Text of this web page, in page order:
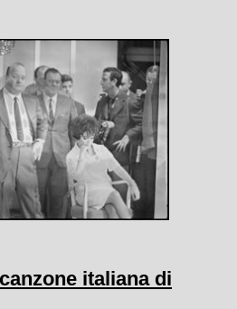
italiana di